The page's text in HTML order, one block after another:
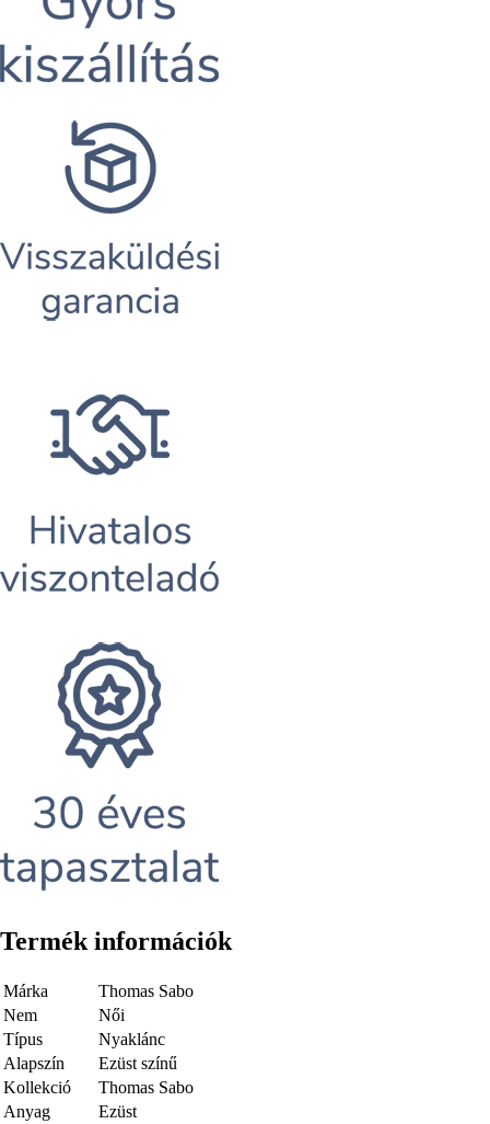
Termék információk
Márka
Thomas Sabo
Nem
Női
Típus
Nyaklánc
Alapszín
Ezüst színű
Kollekció
Thomas Sabo
Anyag
Ezüst